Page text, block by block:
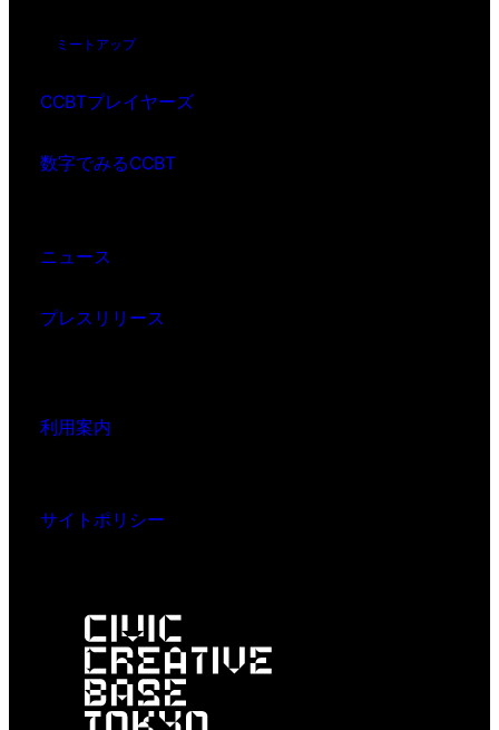
ミートアップ
CCBTプレイヤーズ
数字でみるCCBT
ニュース
プレスリリース
利用案内
サイトポリシー